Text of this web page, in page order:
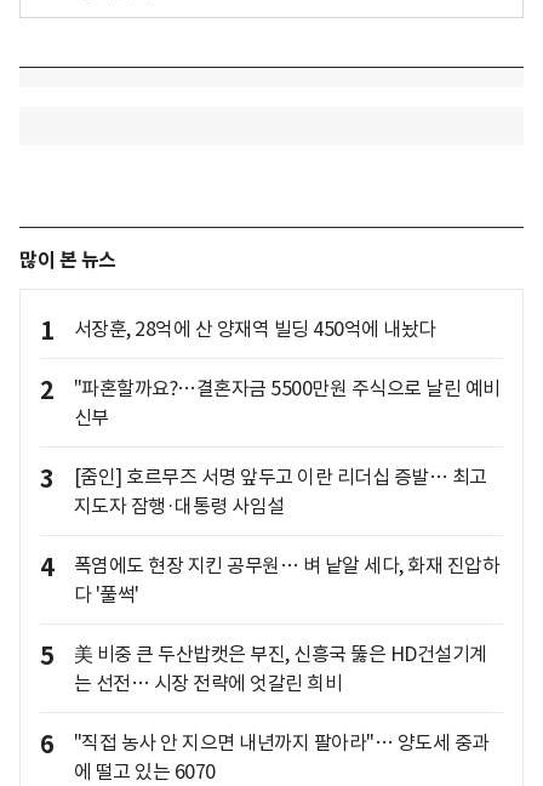
많이 본 뉴스
1 서장훈, 28억에 산 양재역 빌딩 450억에 내놨다
2
"파혼할까요?…결혼자금 5500만원 주식으로 날린 예비
신부
3
[줌인] 호르무즈 서명 앞두고 이란 리더십 증발… 최고
지도자 잠행·대통령 사임설
4
폭염에도 현장 지킨 공무원… 벼 낱알 세다, 화재 진압하
다 '풀썩'
5
美 비중 큰 두산밥캣은 부진, 신흥국 뚫은 HD건설기계
는 선전… 시장 전략에 엇갈린 희비
6
"직접 농사 안 지으면 내년까지 팔아라"… 양도세 중과
에 떨고 있는 6070